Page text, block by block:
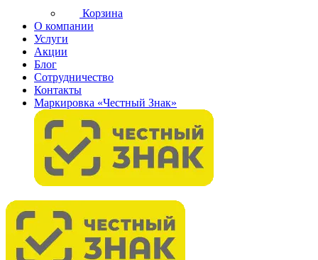
Корзина
О компании
Услуги
Акции
Блог
Сотрудничество
Контакты
Маркировка «Честный Знак»